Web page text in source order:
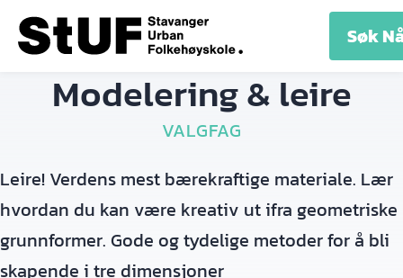
LINJER
ELEV
INFO
UTLEIE
Søk
Modelering & leire
VALGFAG
Leire! Verdens mest bærekraftige materiale. Lær
hvordan du kan være kreativ ut ifra geometriske
grunnformer. Gode og tydelige metoder for å bli
skapende i tre dimensjoner